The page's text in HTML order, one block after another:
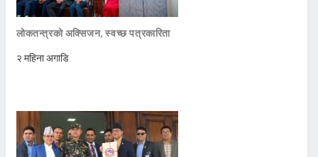
लोकतन्त्रको अक्सिजन, स्वच्छ पत्रकारिता
२ महिना अगाडि